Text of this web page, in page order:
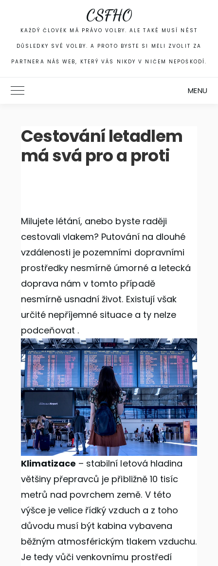
content
CSFHO
KAŽDÝ ČLOVĚK MÁ PRÁVO VOLBY. ALE TAKÉ MUSÍ NÉST
DŮSLEDKY SVÉ VOLBY. A PROTO BYSTE SI MĚLI ZVOLIT ZA
PARTNERA NÁŠ WEB, KTERÝ VÁS NIKDY V NIČEM NEPOŠKODÍ.
Toggle Main Menu MENU
Cestování letadlem
má svá pro a proti
Milujete létání, anebo byste raději
cestovali vlakem? Putování na dlouhé
vzdálenosti je pozemními dopravními
prostředky nesmírně úmorné a letecká
doprava nám v tomto případě
nesmírně usnadní život. Existují však
určité nepříjemné situace a ty nelze
podceňovat .
Klimatizace – stabilní letová hladina
většiny přepravců je přibližně 10 tisíc
metrů nad povrchem země. V této
výšce je velice řídký vzduch a z toho
důvodu musí být kabina vybavena
běžným atmosférickým tlakem vzduchu.
Je tedy vůči venkovnímu prostředí